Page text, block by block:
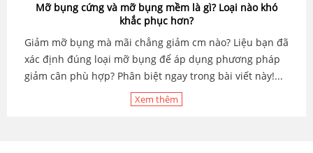
Mỡ bụng cứng và mỡ bụng mềm là gì? Loại nào khó
khắc phục hơn?
Giảm mỡ bụng mà mãi chẳng giảm cm nào? Liệu bạn đã
xác định đúng loại mỡ bụng để áp dụng phương pháp
giảm cân phù hợp? Phân biệt ngay trong bài viết này!...
Xem thêm